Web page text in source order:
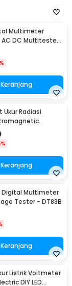
Multimeter
AC DC Multitester
Ukur Radiasi
- DT-1130
Digital Multimeter
Tester - DT83B
Listrik Voltmeter
DIY LED